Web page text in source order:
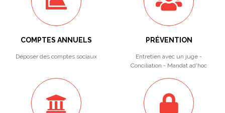
COMPTES ANNUELS
Déposer des comptes sociaux
PRÉVENTION
Entretien avec un juge -
Conciliation - Mandat ad'hoc